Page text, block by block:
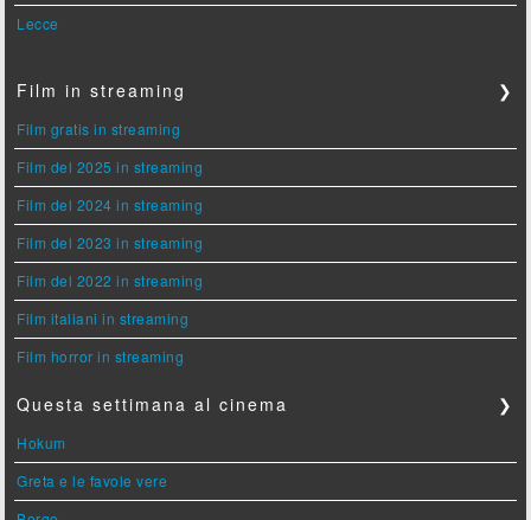
Lecce
Film in streaming ❯
Film gratis in streaming
Film del 2025 in streaming
Film del 2024 in streaming
Film del 2023 in streaming
Film del 2022 in streaming
Film italiani in streaming
Film horror in streaming
Questa settimana al cinema ❯
Hokum
Greta e le favole vere